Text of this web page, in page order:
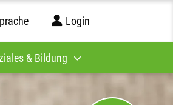
Login
& Bildung